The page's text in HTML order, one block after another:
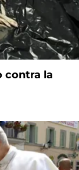
contra la